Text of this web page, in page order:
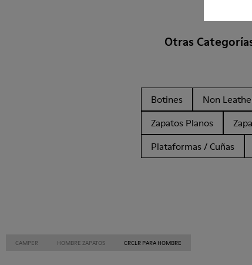
Otras
Botines Non
Zapatos Planos
Plataformas / Cuñas
CAMPER HOMBRE ZAPATOS CRCLR PARA HOMBRE